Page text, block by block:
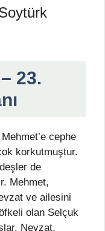
23.
cephe
korkutmuştur.
de
Mehmet,
ve ailesini
olan Selçuk
Nevzat,